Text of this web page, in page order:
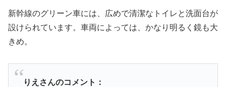
新幹線のグリーン車には、広めで清潔なトイレと洗面台が
設けられています。車両によっては、かなり明るく鏡も大
きめ。
りえさんのコメント：